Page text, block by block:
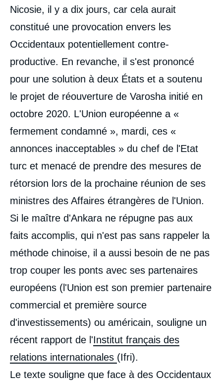
Nicosie, il y a dix jours, car cela aurait
constitué une provocation envers les
Occidentaux potentiellement contre-
productive. En revanche, il s'est prononcé
pour une solution à deux États et a soutenu
le projet de réouverture de Varosha initié en
octobre 2020. L'Union européenne a «
fermement condamné », mardi, ces «
annonces inacceptables » du chef de l'Etat
turc et menacé de prendre des mesures de
rétorsion lors de la prochaine réunion de ses
ministres des Affaires étrangères de l'Union.
Si le maître d'Ankara ne répugne pas aux
faits accomplis, qui n'est pas sans rappeler la
méthode chinoise, il a aussi besoin de ne pas
trop couper les ponts avec ses partenaires
européens (l'Union est son premier partenaire
commercial et première source
d'investissements) ou américain, souligne un
récent rapport de l'Institut français des
relations internationales (Ifri).
Le texte souligne que face à des Occidentaux